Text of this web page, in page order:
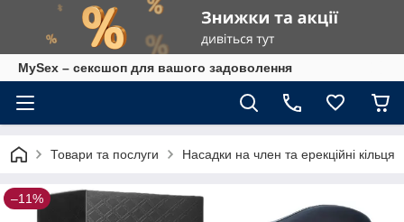
MySex – сексшоп для вашого задоволення
Товари та послуги Насадки на член та ерекційні кільця
–11%